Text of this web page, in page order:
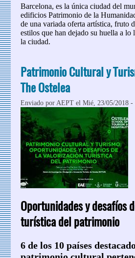
Barcelona, es la única ciudad del
edificios Patrimonio de la
de una variada oferta artística, fruto
estilos que han dejado su huella a lo
la ciudad.
Patrimonio Cultural y
The Ostelea
Enviado porAEPT el Mié, 23/05/2018 -
Oportunidades y desafíos
turística del patrimonio
6 de los 10 países